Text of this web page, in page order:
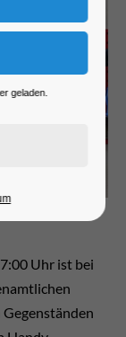
Uhr ist bei
geladen.